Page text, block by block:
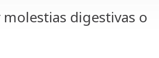
digestivas o